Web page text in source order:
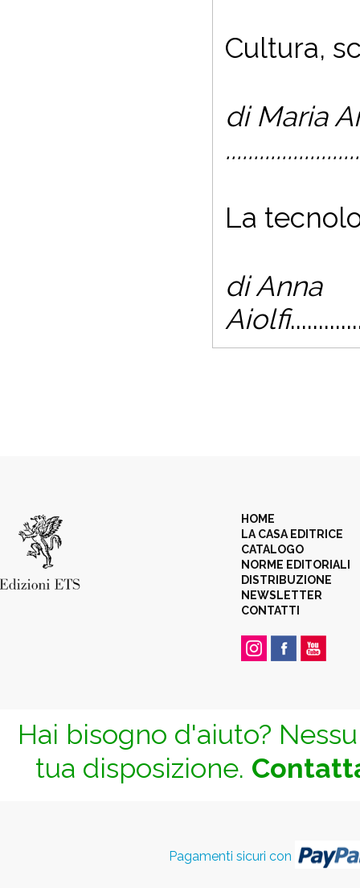
Cultura,
di Maria
La
di Anna
Aiolfi
HOME
LA CASA EDITRICE
CATALOGO
NORME EDITORIALI
DISTRIBUZIONE
NEWSLETTER
CONTATTI
Hai bisogno d'aiuto?
tua disposizione.
Pagamenti sicuri con